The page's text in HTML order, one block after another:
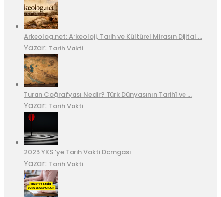
Arkeolog.net: Arkeoloji, Tarih ve Kültürel Mirasın Dijital …
Yazar: Tarih Vakti
Turan Coğrafyası Nedir? Türk Dünyasının Tarihî ve …
Yazar: Tarih Vakti
2026 YKS ’ye Tarih Vakti Damgası
Yazar: Tarih Vakti